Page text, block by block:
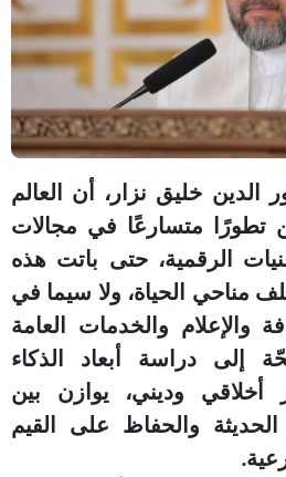
الدين خليق نزار، أن العالم
تطورًا متسارعًا في مجالات
الرقمية، حتى باتت هذه
مناحي الحياة، ولا سيما في
والإعلام والخدمات العامة
إلى دراسة أبعاد الذكاء
وديني، يوازن بين
والحفاظ على القيم